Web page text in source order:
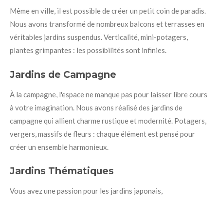
Même en ville, il est possible de créer un petit coin de paradis.
Nous avons transformé de nombreux balcons et terrasses en
véritables jardins suspendus. Verticalité, mini-potagers,
plantes grimpantes : les possibilités sont infinies.
Jardins de Campagne
À la campagne, l'espace ne manque pas pour laisser libre cours
à votre imagination. Nous avons réalisé des jardins de
campagne qui allient charme rustique et modernité. Potagers,
vergers, massifs de fleurs : chaque élément est pensé pour
créer un ensemble harmonieux.
Jardins Thématiques
Vous avez une passion pour les jardins japonais,